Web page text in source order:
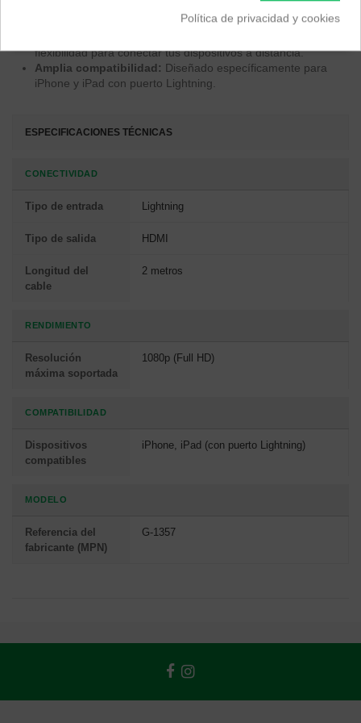
solo conecta y usa (puede requerir alimentación USB).
flexibilidad para conectar tus dispositivos a distancia.
Amplia compatibilidad: Diseñado específicamente para
iPhone y iPad con puerto Lightning.
ESPECIFICACIONES TÉCNICAS
CONECTIVIDAD
Tipo de entrada Lightning
Tipo de salida HDMI
Longitud del
cable
2 metros
RENDIMIENTO
Resolución
máxima soportada
1080p (Full HD)
COMPATIBILIDAD
Dispositivos
compatibles
iPhone, iPad (con puerto Lightning)
MODELO
Referencia del
fabricante (MPN)
G-1357
Política de privacidad y cookies